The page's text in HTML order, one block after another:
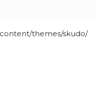
themes/skudo/